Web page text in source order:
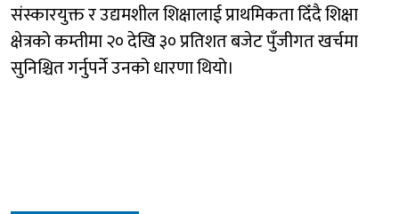
संस्कारयुक्त र उद्यमशील शिक्षालाई प्राथमिकता दिँदै शिक्षा
क्षेत्रको कम्तीमा २० देखि ३० प्रतिशत बजेट पुँजीगत खर्चमा
सुनिश्चित गर्नुपर्ने उनको धारणा थियो।